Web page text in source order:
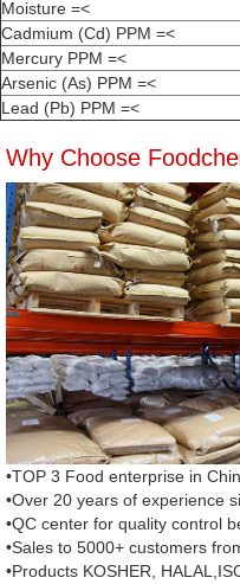
Moisture =<
Cadmium (Cd) PPM =<
Mercury PPM =<
Arsenic (As) PPM =<
Lead (Pb) PPM =<
Why Choose
•TOP 3 Food enterprise in
•Over 20 years of experience
•QC center for quality control
•Sales to 5000+ customers
•Products KOSHER,